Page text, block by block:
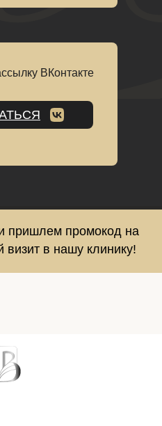
ВКонтакте
пришлем промокод на
визит в нашу клинику!